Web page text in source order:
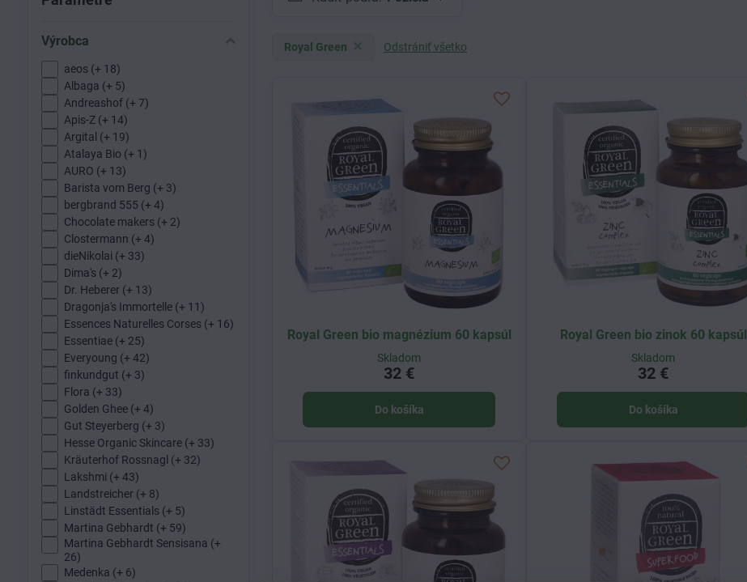
Royal Green Odstrániť všetko
Royal Green bio magnézium 60 kapsúl
Skladom
32 €
Do košíka
Royal Green bio zinok 60 kapsúl
Skladom
32 €
Do košíka
Výrobca
aeos (+ 18)
Albaga (+ 5)
Andreashof (+ 7)
Apis-Z (+ 14)
Argital (+ 19)
Atalaya Bio (+ 1)
AURO (+ 13)
Barista vom Berg (+ 3)
bergbrand 555 (+ 4)
Chocolate makers (+ 2)
Clostermann (+ 4)
dieNikolai (+ 33)
Dima's (+ 2)
Dr. Heberer (+ 13)
Dragonja's Immortelle (+ 11)
Essences Naturelles Corses (+ 16)
Essentiae (+ 25)
Everyoung (+ 42)
finkundgut (+ 3)
Flora (+ 33)
Golden Ghee (+ 4)
Gut Steyerberg (+ 3)
Hesse Organic Skincare (+ 33)
Kräuterhof Rossnagl (+ 32)
Lakshmi (+ 43)
Landstreicher (+ 8)
Linstädt Essentials (+ 5)
Martina Gebhardt (+ 59)
Martina Gebhardt Sensisana (+
26)
Medenka (+ 6)